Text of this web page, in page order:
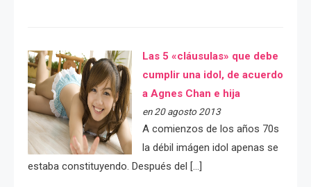
Las 5 «cláusulas» que debe
cumplir una idol, de acuerdo
a Agnes Chan e hija
en 20 agosto 2013
A comienzos de los años 70s
la débil imágen idol apenas se
estaba constituyendo. Después del […]